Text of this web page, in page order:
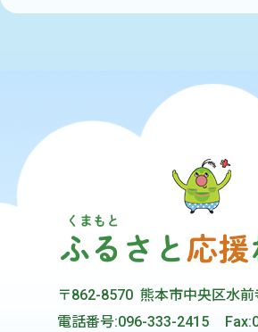
〒862-8570 熊本市中央区水前
電話番号:096-333-2415